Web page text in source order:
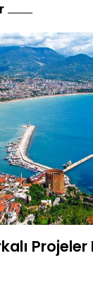
Projeler